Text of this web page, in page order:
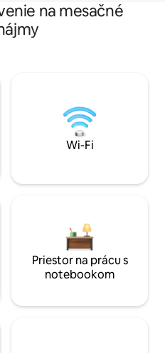
na mesačné
Wi-Fi
Priestor na prácu s
notebookom